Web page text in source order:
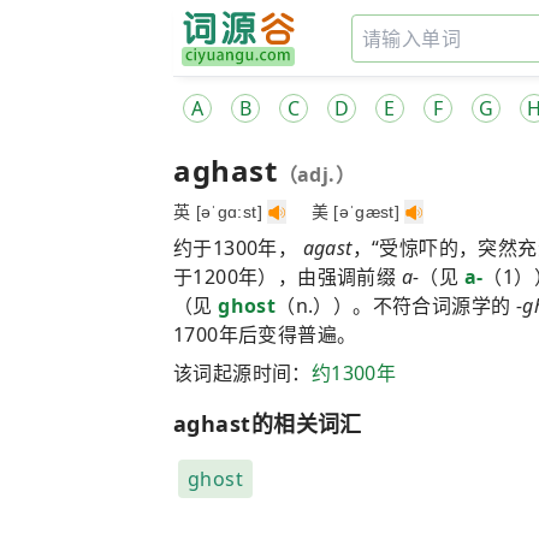
A B C D E F G H
aghast （adj.）
英 [əˈgɑ:st] 美 [əˈgæst]
约于1300年， agast，“受惊吓的，突然
于1200年），由强调前缀 a- （见 a- （1
（见ghost （n.））。不符合词源学的 -
1700年后变得普遍。
该词起源时间： 约1300年
aghast的相关词汇
ghost